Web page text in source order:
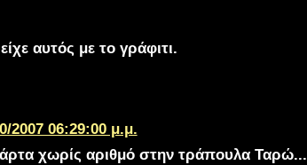
αυτός με το γράφιτι.
2007 06:29:00 μ.μ.
χωρίς αριθμό στην τράπουλα Ταρώ...